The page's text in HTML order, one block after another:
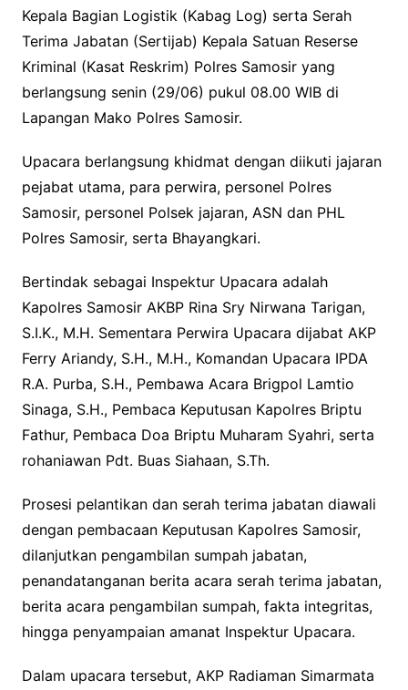
Kepala Bagian Logistik (Kabag Log) serta Serah
Terima Jabatan (Sertijab) Kepala Satuan Reserse
Kriminal (Kasat Reskrim) Polres Samosir yang
berlangsung senin (29/06) pukul 08.00 WIB di
Lapangan Mako Polres Samosir.
Upacara berlangsung khidmat dengan diikuti jajaran
pejabat utama, para perwira, personel Polres
Samosir, personel Polsek jajaran, ASN dan PHL
Polres Samosir, serta Bhayangkari.
Bertindak sebagai Inspektur Upacara adalah
Kapolres Samosir AKBP Rina Sry Nirwana Tarigan,
S.I.K., M.H. Sementara Perwira Upacara dijabat AKP
Ferry Ariandy, S.H., M.H., Komandan Upacara IPDA
R.A. Purba, S.H., Pembawa Acara Brigpol Lamtio
Sinaga, S.H., Pembaca Keputusan Kapolres Briptu
Fathur, Pembaca Doa Briptu Muharam Syahri, serta
rohaniawan Pdt. Buas Siahaan, S.Th.
Prosesi pelantikan dan serah terima jabatan diawali
dengan pembacaan Keputusan Kapolres Samosir,
dilanjutkan pengambilan sumpah jabatan,
penandatanganan berita acara serah terima jabatan,
berita acara pengambilan sumpah, fakta integritas,
hingga penyampaian amanat Inspektur Upacara.
Dalam upacara tersebut, AKP Radiaman Simarmata